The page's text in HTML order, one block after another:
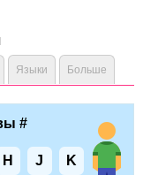
Языки Больше
#
H J K